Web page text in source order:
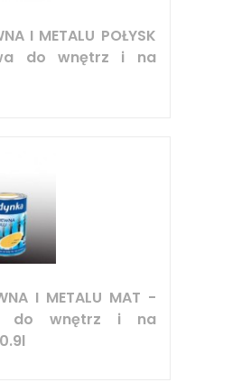
I METALU POŁYSK
do wnętrz i na
I METALU MAT -
do wnętrz i na